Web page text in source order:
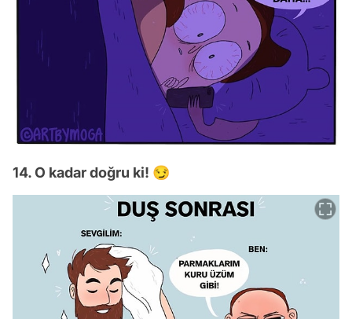
14. O kadar doğru ki! 😏